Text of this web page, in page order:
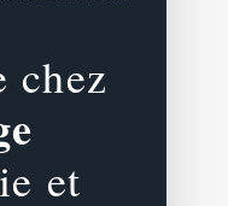
chez
et